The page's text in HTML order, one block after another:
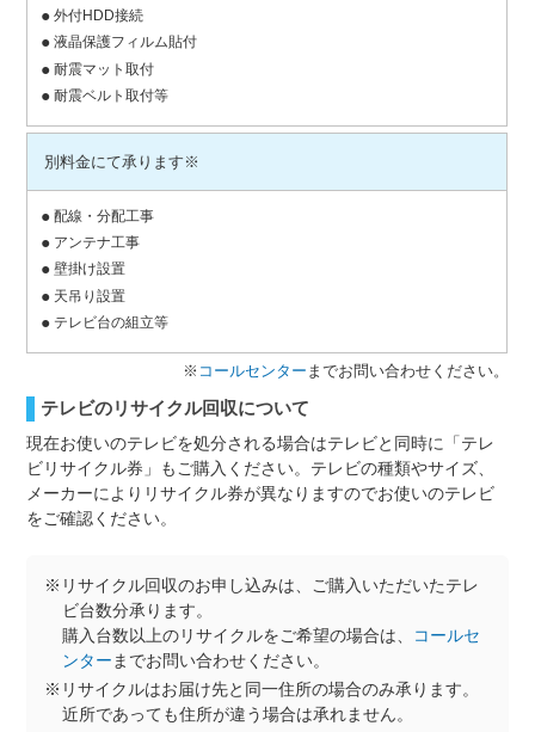
外付HDD接続
液晶保護フィルム貼付
耐震マット取付
耐震ベルト取付等
別料金にて承ります※
配線・分配工事
アンテナ工事
壁掛け設置
天吊り設置
テレビ台の組立等
※ コールセンター までお問い合わせください。
テレビのリサイクル回収について
現在お使いのテレビを処分される場合はテレビと同時に「テレ
ビリサイクル券」もご購入ください。テレビの種類やサイズ、
メーカーによりリサイクル券が異なりますのでお使いのテレビ
をご確認ください。
※リサイクル回収のお申し込みは、ご購入いただいたテレ
ビ台数分承ります。
購入台数以上のリサイクルをご希望の場合は、
コールセ
ンター までお問い合わせください。
※リサイクルはお届け先と同一住所の場合のみ承ります。
近所であっても住所が違う場合は承れません。